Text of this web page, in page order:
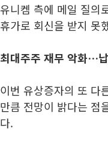
유니켐 측에 메일 질의
휴가로 회신을 받지 못
최대주주 재무 악화…
이번 유상증자의 또 다
만큼 전망이 밝다는 점
다.